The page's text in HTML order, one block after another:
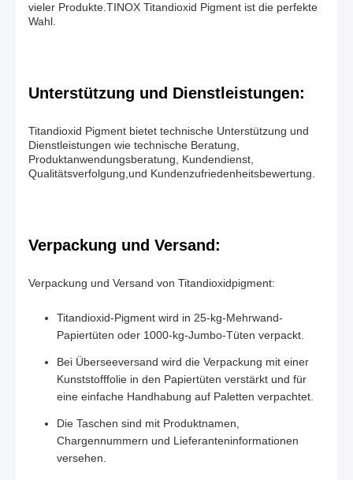
vieler Produkte.TINOX Titandioxid Pigment ist die perfekte
Wahl.
Unterstützung und Dienstleistungen:
Titandioxid Pigment bietet technische Unterstützung und
Dienstleistungen wie technische Beratung,
Produktanwendungsberatung, Kundendienst,
Qualitätsverfolgung,und Kundenzufriedenheitsbewertung.
Verpackung und Versand:
Verpackung und Versand von Titandioxidpigment:
Titandioxid-Pigment wird in 25-kg-Mehrwand-
Papiertüten oder 1000-kg-Jumbo-Tüten verpackt.
Bei Überseeversand wird die Verpackung mit einer
Kunststofffolie in den Papiertüten verstärkt und für
eine einfache Handhabung auf Paletten verpachtet.
Die Taschen sind mit Produktnamen,
Chargennummern und Lieferanteninformationen
versehen.